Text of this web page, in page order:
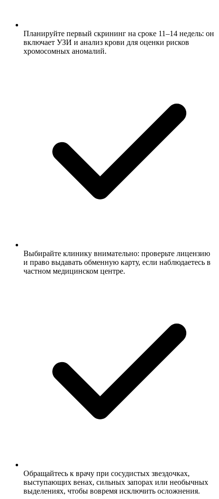
Планируйте первый скрининг на сроке 11–14 недель: он
включает УЗИ и анализ крови для оценки рисков
хромосомных аномалий.
Выбирайте клинику внимательно: проверьте лицензию
и право выдавать обменную карту, если наблюдаетесь в
частном медицинском центре.
Обращайтесь к врачу при сосудистых звездочках,
выступающих венах, сильных запорах или необычных
выделениях, чтобы вовремя исключить осложнения.